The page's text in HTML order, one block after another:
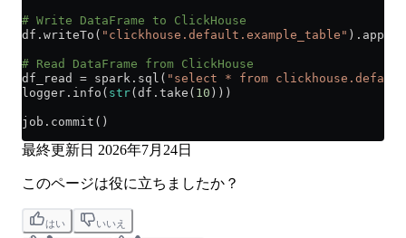
# Write DataFrame to ClickHouse
df.writeTo( "clickhouse.default.example_table"
# Read DataFrame from ClickHouse
df_read = spark.sql( "select * from
logger.info( str(df.take( 10 )))
job.commit()
最終更新日 2026年7月24日
このページは役に立ちましたか？
はい いいえ